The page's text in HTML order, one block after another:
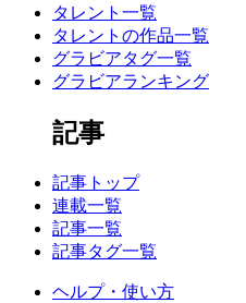
タレント一覧
タレントの作品一覧
グラビアタグ一覧
グラビアランキング
記事
記事トップ
連載一覧
記事一覧
記事タグ一覧
ヘルプ・使い方